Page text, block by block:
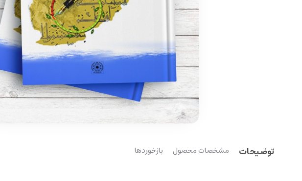
توضیحات مشخصات محصول بازخوردها